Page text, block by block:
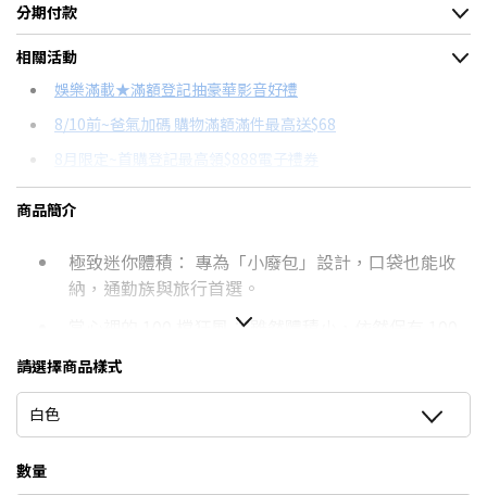
分期付款
＊實際可分期數、適用利率，請以購物車顯示為主
信用卡分期
分期數
12期
每期金額
$63
配合銀行/業者
18家銀行/業者
相關活動
娛樂滿載★滿額登記抽豪華影音好禮
8/10前~爸氣加碼 購物滿額滿件最高送$68
8月限定~首購登記最高領$888電子禮券
台灣大哥大Open Possible聯名卡滿額最高回饋25%
DC與AC風扇有什麼不同？→點我看達人教你買
商品簡介
極致迷你體積： 專為「小廢包」設計，口袋也能收
納，通勤族與旅行首選。
掌心裡的 100 檔狂風： 雖然體積小，依然保有 100
檔位調節，風力不妥協。
本商品僅含運送到府而已，不含樓層
請選擇商品樣式
白色
數量